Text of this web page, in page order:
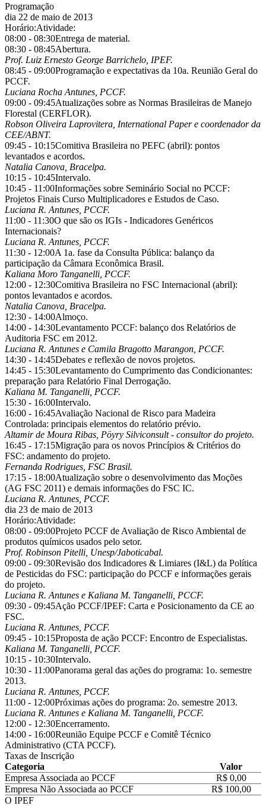
Programação
dia 22 de maio de 2013
Horário:Atividade:
08:00 - 08:30Entrega de material.
08:30 - 08:45Abertura.
Prof. Luiz Ernesto George Barrichelo, IPEF.
08:45 - 09:00Programação e expectativas da 10a. Reunião Geral do
PCCF.
Luciana Rocha Antunes, PCCF.
09:00 - 09:45Atualizações sobre as Normas Brasileiras de Manejo
Florestal (CERFLOR).
Robson Oliveira Laprovitera, International Paper e coordenador da
CEE/ABNT.
09:45 - 10:15Comitiva Brasileira no PEFC (abril): pontos
levantados e acordos.
Natalia Canova, Bracelpa.
10:15 - 10:45Intervalo.
10:45 - 11:00Informações sobre Seminário Social no PCCF:
Projetos Finais Curso Multiplicadores e Estudos de Caso.
Luciana R. Antunes, PCCF.
11:00 - 11:30O que são os IGIs - Indicadores Genéricos
Internacionais?
Luciana R. Antunes, PCCF.
11:30 - 12:00A 1a. fase da Consulta Pública: balanço da
participação da Câmara Econômica Brasil.
Kaliana Moro Tanganelli, PCCF.
12:00 - 12:30Comitiva Brasileira no FSC Internacional (abril):
pontos levantados e acordos.
Natalia Canova, Bracelpa.
12:30 - 14:00Almoço.
14:00 - 14:30Levantamento PCCF: balanço dos Relatórios de
Auditoria FSC em 2012.
Luciana R. Antunes e Camila Bragotto Marangon, PCCF.
14:30 - 14:45Debates e reflexão de novos projetos.
14:45 - 15:30Levantamento do Cumprimento das Condicionantes:
preparação para Relatório Final Derrogação.
Kaliana M. Tanganelli, PCCF.
15:30 - 16:00Intervalo.
16:00 - 16:45Avaliação Nacional de Risco para Madeira
Controlada: principais elementos do relatório prévio.
Altamir de Moura Ribas, Pöyry Silviconsult - consultor do projeto.
16:45 - 17:15Migração para os novos Princípios & Critérios do
FSC: andamento do projeto.
Fernanda Rodrigues, FSC Brasil.
17:15 - 18:00Atualização sobre o desenvolvimento das Moções
(AG FSC 2011) e demais informações do FSC IC.
Luciana R. Antunes, PCCF.
dia 23 de maio de 2013
Horário:Atividade:
08:00 - 09:00Projeto PCCF de Avaliação de Risco Ambiental de
produtos químicos usados pelo setor.
Prof. Robinson Pitelli, Unesp/Jaboticabal.
09:00 - 09:30Revisão dos Indicadores & Limiares (I&L) da Política
de Pesticidas do FSC: participação do PCCF e informações gerais
do projeto.
Luciana R. Antunes e Kaliana M. Tanganelli, PCCF.
09:30 - 09:45Ação PCCF/IPEF: Carta e Posicionamento da CE ao
FSC.
Luciana R. Antunes, PCCF.
09:45 - 10:15Proposta de ação PCCF: Encontro de Especialistas.
Kaliana M. Tanganelli, PCCF.
10:15 - 10:30Intervalo.
10:30 - 11:00Panorama geral das ações do programa: 1o. semestre
2013.
Luciana R. Antunes, PCCF.
11:00 - 12:00Próximas ações do programa: 2o. semestre 2013.
Luciana R. Antunes e Kaliana M. Tanganelli, PCCF.
12:00 - 12:30Encerramento.
14:00 - 16:00Reunião Equipe PCCF e Comitê Técnico
Administrativo (CTA PCCF).
Taxas de Inscrição
Categoria
Valor
Empresa Associada ao PCCF
R$ 0,00
Empresa Não Associada ao PCCF
R$ 100,00
O IPEF